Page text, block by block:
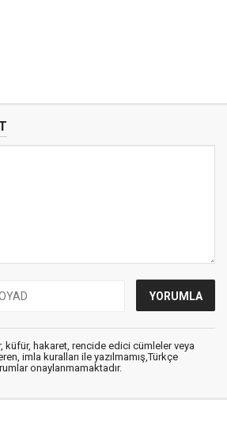
küfür, hakaret, rencide edici cümleler veya
imla kuralları ile yazılmamış,Türkçe
onaylanmamaktadır.